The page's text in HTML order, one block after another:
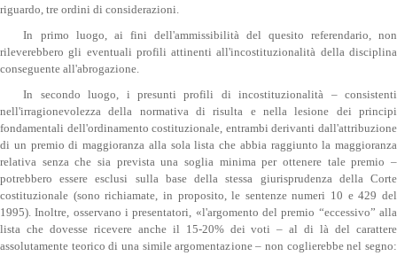
riguardo, tre ordini di considerazioni.
In primo luogo, ai fini dell'ammissibilità del quesito referendario, non
rileverebbero gli eventuali profili attinenti all'incostituzionalità della disciplina
conseguente all'abrogazione.
In secondo luogo, i presunti profili di incostituzionalità – consistenti
nell'irragionevolezza della normativa di risulta e nella lesione dei principi
fondamentali dell'ordinamento costituzionale, entrambi derivanti dall'attribuzione
di un premio di maggioranza alla sola lista che abbia raggiunto la maggioranza
relativa senza che sia prevista una soglia minima per ottenere tale premio –
potrebbero essere esclusi sulla base della stessa giurisprudenza della Corte
costituzionale (sono richiamate, in proposito, le sentenze numeri 10 e 429 del
1995). Inoltre, osservano i presentatori, «l'argomento del premio “eccessivo” alla
lista che dovesse ricevere anche il 15-20% dei voti – al di là del carattere
assolutamente teorico di una simile argomentazione – non coglierebbe nel segno: